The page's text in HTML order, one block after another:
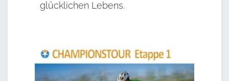
glücklichen Lebens.